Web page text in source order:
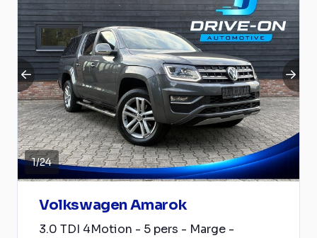
1/24
Volkswagen Amarok
3.0 TDI 4Motion - 5 pers - Marge -